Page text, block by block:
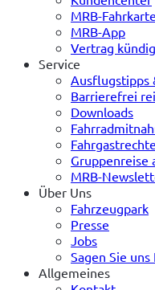
MRB-
MRB-App
Vertrag
Service
Ausflugstipps
Barrierefrei
Downloads
Fahrgastrechte
Gruppenreise
MRB-
Über Uns
Fahrzeugpark
Presse
Jobs
Sagen Sie
Allgemeines